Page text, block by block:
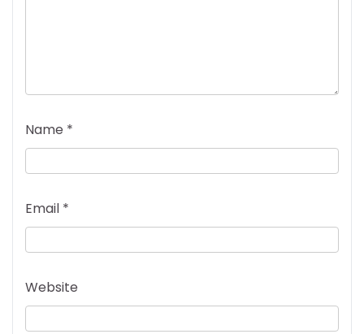
Name *
Email *
Website